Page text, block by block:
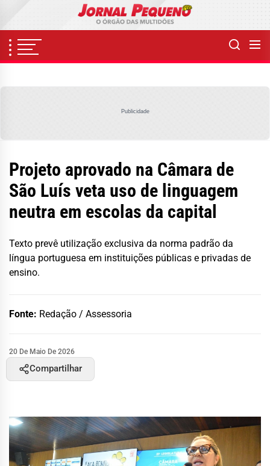
content
Publicidade
Projeto aprovado na Câmara de
São Luís veta uso de linguagem
neutra em escolas da capital
Texto prevê utilização exclusiva da norma padrão da
língua portuguesa em instituições públicas e privadas de
ensino.
Fonte: Redação / Assessoria
20 De Maio De 2026
Compartilhar